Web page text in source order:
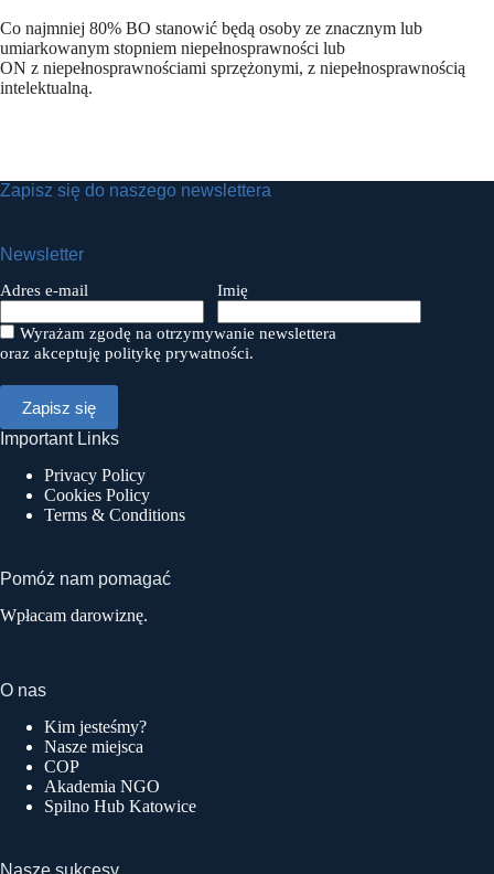
Co najmniej 80% BO stanowić będą osoby ze znacznym lub
umiarkowanym stopniem niepełnosprawności lub
ON z niepełnosprawnościami sprzężonymi, z niepełnosprawnością
intelektualną.
Zapisz się do naszego newslettera
Newsletter
Adres e-mail Imię
Wyrażam zgodę na otrzymywanie newslettera
oraz akceptuję politykę prywatności.
Important Links
Privacy Policy
Cookies Policy
Terms & Conditions
Pomóż nam pomagać
Wpłacam darowiznę.
O nas
Kim jesteśmy?
Nasze miejsca
COP
Akademia NGO
Spilno Hub Katowice
Nasze sukcesy